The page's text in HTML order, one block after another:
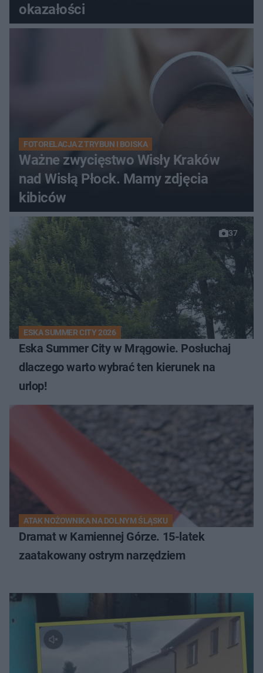
okazałości
FOTORELACJA Z TRYBUN I BOISKA
Ważne zwycięstwo Wisły Kraków
nad Wisłą Płock. Mamy zdjęcia
kibiców
37
ESKA SUMMER CITY 2026
Eska Summer City w Mrągowie. Posłuchaj
dlaczego warto wybrać ten kierunek na
urlop!
ATAK NOŻOWNIKA NA DOLNYM ŚLĄSKU
Dramat w Kamiennej Górze. 15-latek
zaatakowany ostrym narzędziem